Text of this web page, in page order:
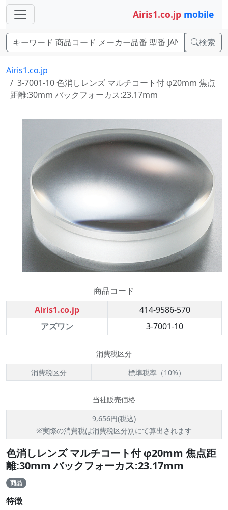
Airis1.co.jp mobile
検索
Airis1.co.jp
3-7001-10 色消しレンズ マルチコート付 φ20mm 焦点
距離:30mm バックフォーカス:23.17mm
商品コード
Airis1.co.jp
414-9586-570
アズワン
3-7001-10
消費税区分
消費税区分
標準税率（10%）
当社販売価格
9,656円(税込)
※実際の消費税は消費税区分別にて算出されます
色消しレンズ マルチコート付 φ20mm 焦点距
離:30mm バックフォーカス:23.17mm
商品
特徴